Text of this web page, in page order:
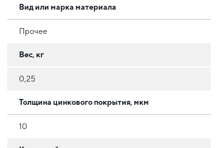
Вид или марка материала
Прочее
Вес, кг
0,25
Толщина цинкового покрытия, мкм
10